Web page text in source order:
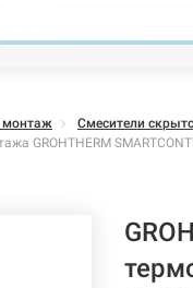
Смесители
GROHTHERM